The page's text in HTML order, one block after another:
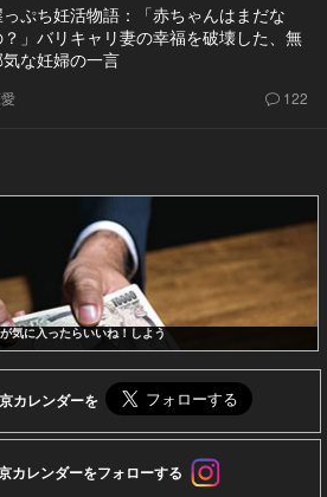
っぷち妊活物語：「赤ちゃんはまだな
」バリキャリ妻の幸福を破壊した、無
気な妊婦の一言
122
気に入ったらいいね！しよう
カレンダーを
カレンダーをフォローする